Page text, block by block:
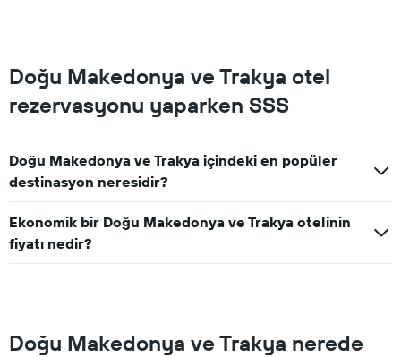
Doğu Makedonya ve Trakya otel
rezervasyonu yaparken SSS
Doğu Makedonya ve Trakya içindeki en popüler
destinasyon neresidir?
Ekonomik bir Doğu Makedonya ve Trakya otelinin
fiyatı nedir?
Doğu Makedonya ve Trakya nerede